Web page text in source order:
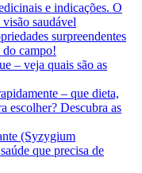
e indicações. O
saudável
surpreendentes
do campo!
– veja quais são as
– que dieta,
escolher? Descubra as
(Syzygium
que precisa de